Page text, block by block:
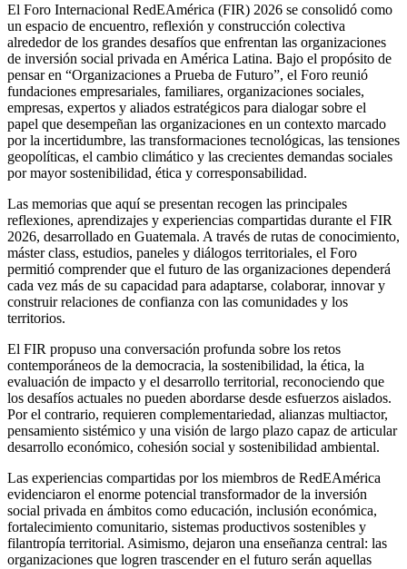
El Foro Internacional RedEAmérica (FIR) 2026 se consolidó como
un espacio de encuentro, reflexión y construcción colectiva
alrededor de los grandes desafíos que enfrentan las organizaciones
de inversión social privada en América Latina. Bajo el propósito de
pensar en “Organizaciones a Prueba de Futuro”, el Foro reunió
fundaciones empresariales, familiares, organizaciones sociales,
empresas, expertos y aliados estratégicos para dialogar sobre el
papel que desempeñan las organizaciones en un contexto marcado
por la incertidumbre, las transformaciones tecnológicas, las tensiones
geopolíticas, el cambio climático y las crecientes demandas sociales
por mayor sostenibilidad, ética y corresponsabilidad.
Las memorias que aquí se presentan recogen las principales
reflexiones, aprendizajes y experiencias compartidas durante el FIR
2026, desarrollado en Guatemala. A través de rutas de conocimiento,
máster class, estudios, paneles y diálogos territoriales, el Foro
permitió comprender que el futuro de las organizaciones dependerá
cada vez más de su capacidad para adaptarse, colaborar, innovar y
construir relaciones de confianza con las comunidades y los
territorios.
El FIR propuso una conversación profunda sobre los retos
contemporáneos de la democracia, la sostenibilidad, la ética, la
evaluación de impacto y el desarrollo territorial, reconociendo que
los desafíos actuales no pueden abordarse desde esfuerzos aislados.
Por el contrario, requieren complementariedad, alianzas multiactor,
pensamiento sistémico y una visión de largo plazo capaz de articular
desarrollo económico, cohesión social y sostenibilidad ambiental.
Las experiencias compartidas por los miembros de RedEAmérica
evidenciaron el enorme potencial transformador de la inversión
social privada en ámbitos como educación, inclusión económica,
fortalecimiento comunitario, sistemas productivos sostenibles y
filantropía territorial. Asimismo, dejaron una enseñanza central: las
organizaciones que logren trascender en el futuro serán aquellas